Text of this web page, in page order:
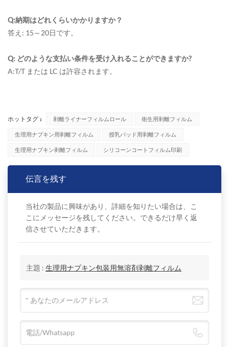
Q:納期はどれくらいかかりますか？
答え: 15～20日です。
Q: どのような支払い条件を受け入れることができますか?
A:T/T または LC は許容されます。
ホットタグ : 剥離ライナーフィルムロール 衛生用剥離フィルム
生理用ナプキン用剥離フィルム 授乳パッド用剥離フィルム
生理用ナプキン剥離フィルム シリコーンコートフィルム印刷
伝言を残す
当社の製品に興味があり、詳細を知りたい場合は、こ
こにメッセージを残してください。できるだけ早く返
信させていただきます。
主題 : 生理用ナプキン包装用無溶剤剥離フィルム